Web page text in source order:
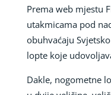
Prema web mjestu
utakmicama pod
obuhvaćaju
lopte koje
Dakle, nogometne